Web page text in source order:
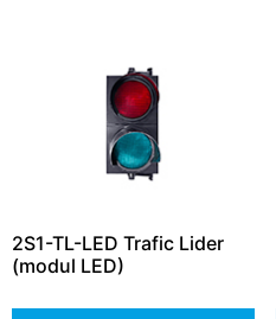
2S1-TL-LED Trafic Lider
(modul LED)